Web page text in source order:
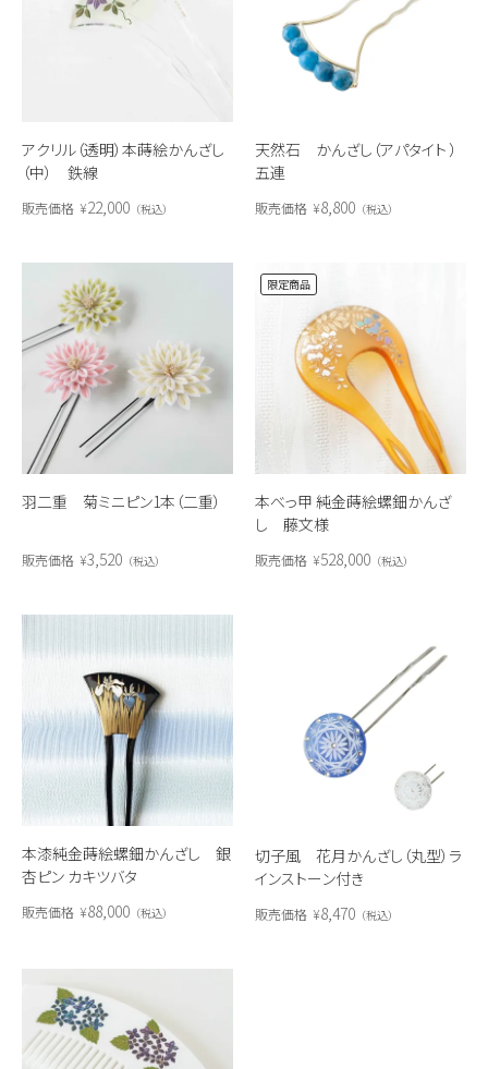
アクリル（透明）本蒔絵かんざし
（中） 鉄線
販売価格 ¥22,000 税込
天然石 かんざし（アパタイト ）
五連
販売価格 ¥8,800 税込
羽二重 菊ミニピン1本（二重）
販売価格 ¥3,520 税込
本べっ甲 純金蒔絵螺鈿かんざ
し 藤文様
限定商品
販売価格 ¥528,000 税込
本漆純金蒔絵螺鈿かんざし 銀
杏ピン カキツバタ
販売価格 ¥88,000 税込
切子風 花月かんざし（丸型）ラ
インストーン付き
販売価格 ¥8,470 税込